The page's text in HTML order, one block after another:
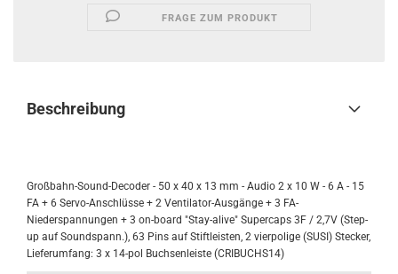
FRAGE ZUM PRODUKT
Beschreibung
Großbahn-Sound-Decoder - 50 x 40 x 13 mm - Audio 2 x 10 W - 6 A - 15
FA + 6 Servo-Anschlüsse + 2 Ventilator-Ausgänge + 3 FA-
Niederspannungen + 3 on-board "Stay-alive" Supercaps 3F / 2,7V (Step-
up auf Soundspann.), 63 Pins auf Stiftleisten, 2 vierpolige (SUSI) Stecker,
Lieferumfang: 3 x 14-pol Buchsenleiste (CRIBUCHS14)